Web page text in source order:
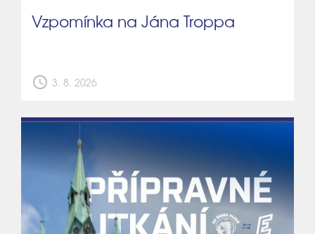
Vzpomínka na Jána Troppa
schedule 3. 8. 2026